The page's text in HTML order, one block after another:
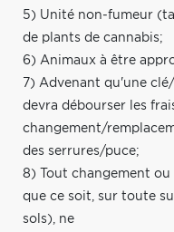
5) Unité non-fumeur
de plants de cannabis;
6) Animaux à être
7) Advenant qu'une
devra débourser les
changement/
des serrures/puce;
8) Tout changement
que ce soit, sur toute
sols), ne